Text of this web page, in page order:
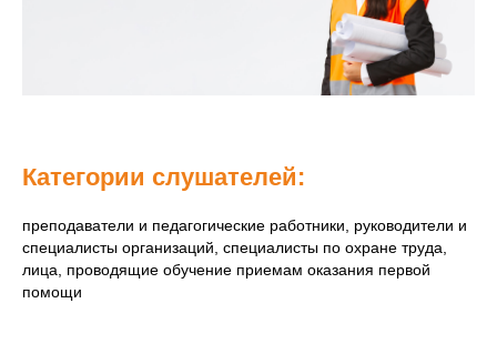
Категории слушателей:
преподаватели и педагогические работники, руководители и
специалисты организаций, специалисты по охране труда,
лица, проводящие обучение приемам оказания первой
помощи